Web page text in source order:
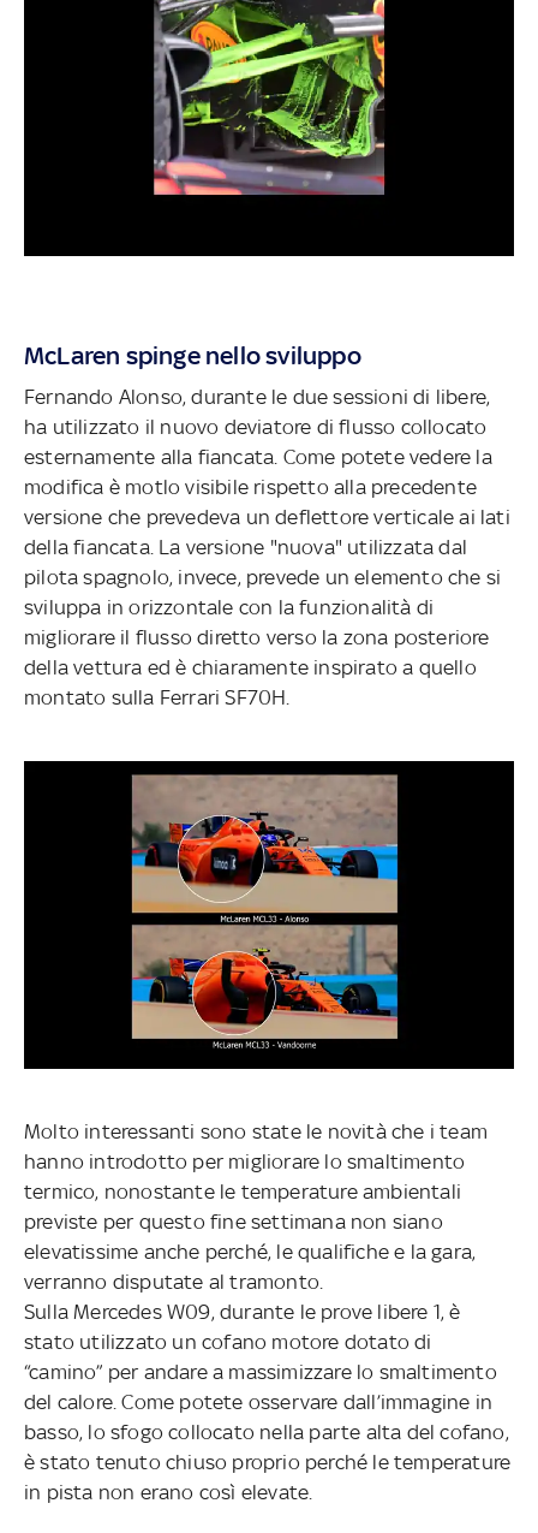
McLaren spinge nello sviluppo
Fernando Alonso, durante le due sessioni di libere,
ha utilizzato il nuovo deviatore di flusso collocato
esternamente alla fiancata. Come potete vedere la
modifica è motlo visibile rispetto alla precedente
versione che prevedeva un deflettore verticale ai lati
della fiancata. La versione "nuova" utilizzata dal
pilota spagnolo, invece, prevede un elemento che si
sviluppa in orizzontale con la funzionalità di
migliorare il flusso diretto verso la zona posteriore
della vettura ed è chiaramente inspirato a quello
montato sulla Ferrari SF70H.
Molto interessanti sono state le novità che i team
hanno introdotto per migliorare lo smaltimento
termico, nonostante le temperature ambientali
previste per questo fine settimana non siano
elevatissime anche perché, le qualifiche e la gara,
verranno disputate al tramonto.
Sulla Mercedes W09, durante le prove libere 1, è
stato utilizzato un cofano motore dotato di
“camino” per andare a massimizzare lo smaltimento
del calore. Come potete osservare dall’immagine in
basso, lo sfogo collocato nella parte alta del cofano,
è stato tenuto chiuso proprio perché le temperature
in pista non erano così elevate.